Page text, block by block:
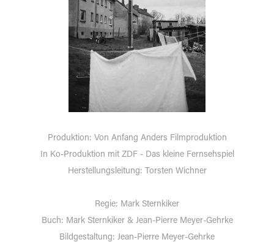
Produktion: Von Anfang Anders Filmproduktion
In Ko-Produktion mit ZDF - Das kleine Fernsehspiel
Herstellungsleitung: Torsten Wichner
Regie: Mark Sternkiker
Buch: Mark Sternkiker & Jean-Pierre Meyer-Gehrke
Bildgestaltung: Jean-Pierre Meyer-Gehrke